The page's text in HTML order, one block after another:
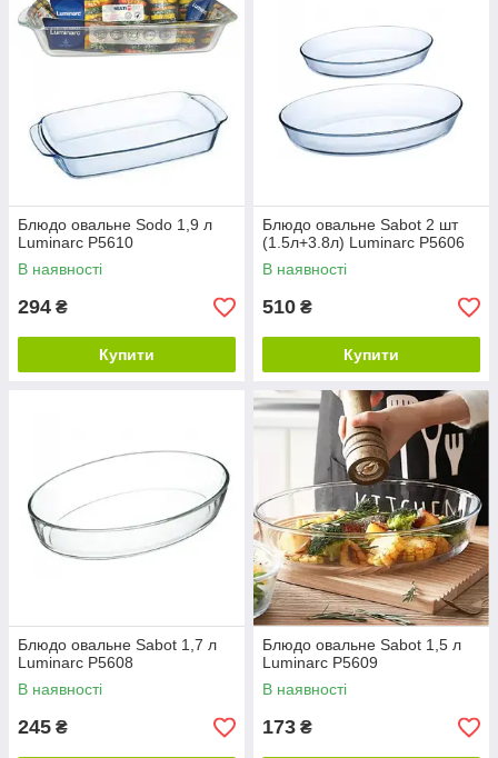
Блюдо овальне Sodo 1,9 л
Luminarc P5610
В наявності
294 ₴
Купити
Блюдо овальне Sabot 2 шт
(1.5л+3.8л) Luminarc P5606
В наявності
510 ₴
Купити
Блюдо овальне Sabot 1,7 л
Luminarc P5608
В наявності
245 ₴
Блюдо овальне Sabot 1,5 л
Luminarc P5609
В наявності
173 ₴